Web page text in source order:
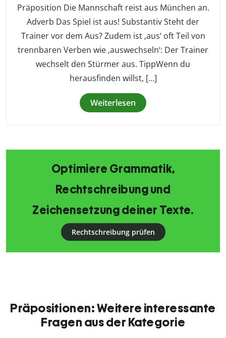
Präposition Die Mannschaft reist aus München an.
Adverb Das Spiel ist aus! Substantiv Steht der
Trainer vor dem Aus? Zudem ist ‚aus‘ oft Teil von
trennbaren Verben wie ‚auswechseln‘: Der Trainer
wechselt den Stürmer aus. TippWenn du
herausfinden willst, […]
Weiterlesen
Optimiere Grammatik,
Rechtschreibung und
Zeichensetzung deiner Texte.
Rechtschreibung prüfen
Präpositionen: Weitere interessante
Fragen aus der Kategorie